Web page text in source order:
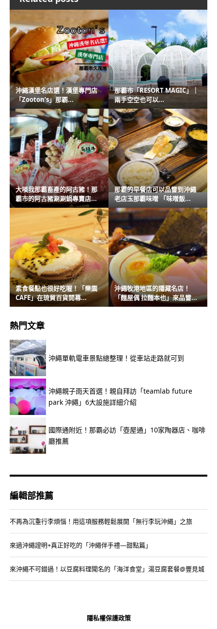
沖繩漢堡名店選！漢堡專門店
「Zooton’s」那覇...
那霸市「RESORT MAGIC」｜
兩手空空也可以...
大啖我那霸畜產的阿古豬！那
霸市的阿古豬涮涮鍋專賣店...
那霸的早餐店可以品嘗到沖繩
老店玉那霸味噌 「味噌飯...
素食餐點也很好吃喔！「樂園
CAFE」在琉貿百貨開幕...
沖繩牧港地區的隱藏名店！
「麵屋偶 拉麵本也」來品嘗...
熱門文章
沖繩單軌電車景點總整理！從車站走路就可到
沖繩親子雨天首選！親自拜訪「teamlab future
park 沖繩」6大設施詳細介紹
國際通附近！那霸必訪「壺屋通」10家陶器店、咖啡
廳推薦
編輯部推薦
不再為沉重行李煩惱！用這項服務輕鬆展開「無行李玩沖繩」之旅
來過沖繩證明+真正好吃的「沖繩伴手禮—甜點篇」
來沖繩不可錯過！以豆腐料理聞名的「海洋食堂」湯豆腐套餐@豐見城
隱私權保護政策